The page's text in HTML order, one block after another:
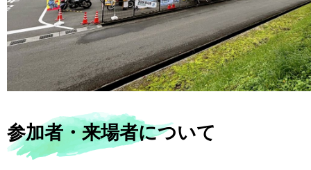
参加者・来場者について